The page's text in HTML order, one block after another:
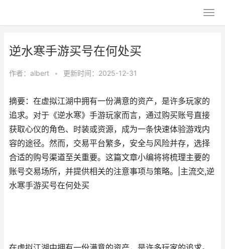
逆水寒手游买号在何处买
作者： albert • 更新时间：2025-12-31
摘要：在虚拟江湖中拥有一份满意的资产，是许多玩家的
追求。对于《逆水寒》手游玩家而言，通过购买账号直接
获取心仪的角色、时装或资源，成为一条快速体验游戏内
容的途径。然而，交易平台繁多，安全与风险并存，选择
合适的购号渠道至关重要。这篇文章小编将将梳理主要的
账号交易场所，并提供相关的注意事项与策略。|主流交,逆
水寒手游买号在何处买